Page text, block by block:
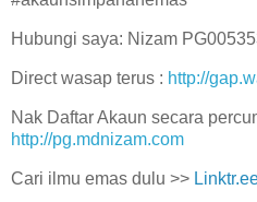
Hubungi saya: Nizam
Direct wasap terus : http://
Nak Daftar Akaun secara
http://pg.mdnizam.com
Cari ilmu emas dulu >>